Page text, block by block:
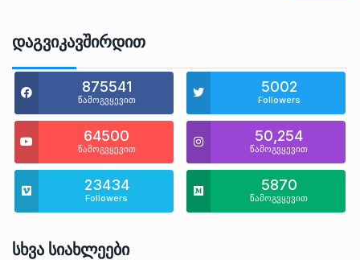
Დაგვიკავშირდით
875541
წამოგვყევით
5002
Followers
64500
წამოგვყევით
50,254
წამოგვყევით
23434
Followers
5870
წამოგვყევით
Სხვა Სიახლეები